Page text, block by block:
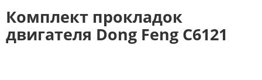
Комплект прокладок
двигателя Dong Feng C6121